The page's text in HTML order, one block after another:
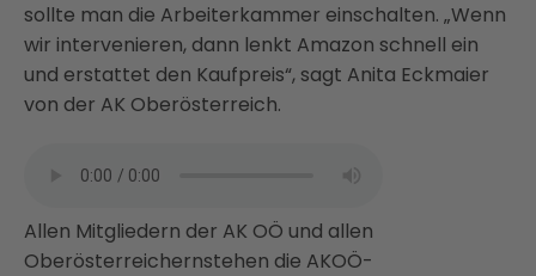
sollte man die Arbeiterkammer einschalten. „Wenn
wir intervenieren, dann lenkt Amazon schnell ein
und erstattet den Kaufpreis“, sagt Anita Eckmaier
von der AK Oberösterreich.
Allen Mitgliedern der AK OÖ und allen
Oberösterreichernstehen die AKOÖ-